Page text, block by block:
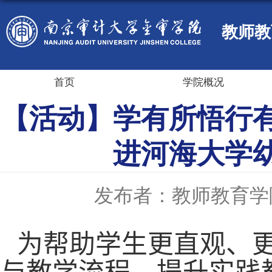
教师
首页 学院概况
【活动】学有所悟
进河海大学
发布者：教师教育
为帮助学生 更直观、